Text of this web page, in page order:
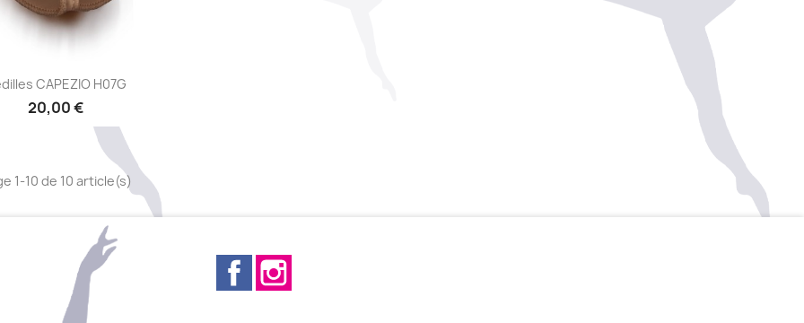
Aperçu rapide
CAPEZIO H07G
20,00 €
1-10 de 10 article(s)
Facebook